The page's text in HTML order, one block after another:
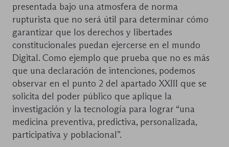
presentada bajo una atmosfera de norma
rupturista que no será útil para determinar cómo
garantizar que los derechos y libertades
constitucionales puedan ejercerse en el mundo
Digital. Como ejemplo que prueba que no es más
que una declaración de intenciones, podemos
observar en el punto 2 del apartado XXIII que se
solicita del poder público que aplique la
investigación y la tecnología para lograr “una
medicina preventiva, predictiva, personalizada,
participativa y poblacional”.